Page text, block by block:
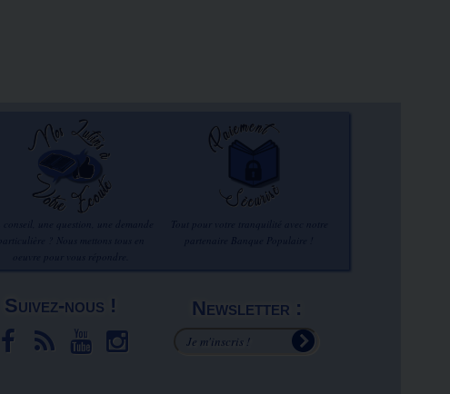
Suivez-nous ! Newsletter :